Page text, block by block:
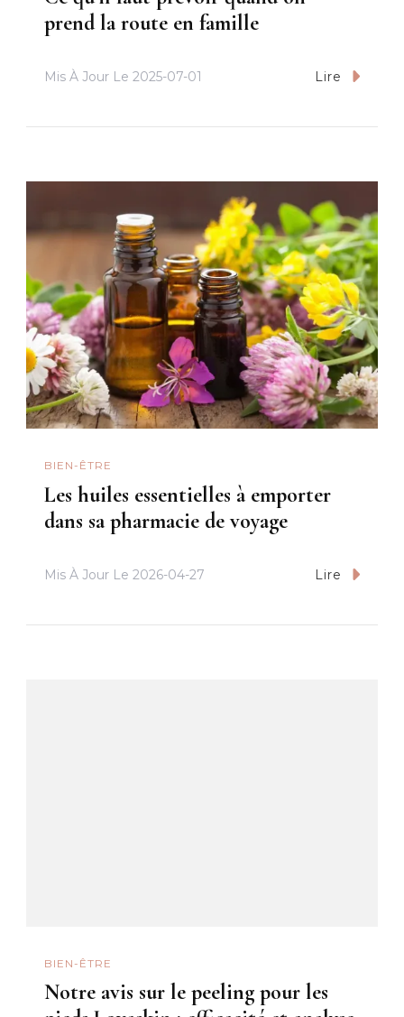
prend la route en famille
Mis À Jour Le 2025-07-01 Lire
BIEN-ÊTRE
Les huiles essentielles à emporter
dans sa pharmacie de voyage
Mis À Jour Le 2026-04-27 Lire
BIEN-ÊTRE
Notre avis sur le peeling pour les